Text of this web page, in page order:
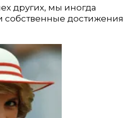
других, мы иногда
собственные достижения